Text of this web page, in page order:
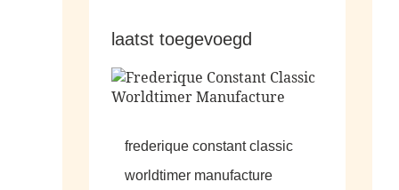
laatst toegevoegd
frederique constant classic
worldtimer manufacture